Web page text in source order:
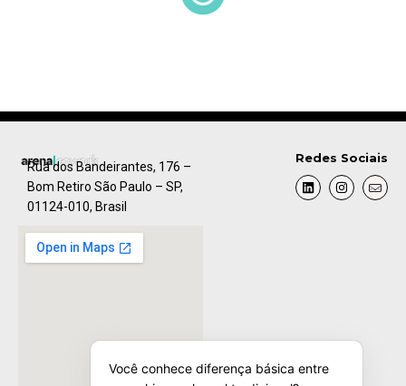
Rua dos Bandeirantes, 176 –
Bom Retiro São Paulo – SP,
01124-010, Brasil
Redes Sociais
Você conhece diferença básica entre